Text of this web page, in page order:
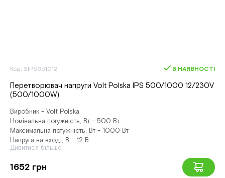
Код: 3IPS651012 В НАЯВНОСТІ
Перетворювач напруги Volt Polska IPS 500/1000 12/230V
(500/1000W)
Виробник - Volt Polska
Номінальна потужність, Вт - 500 Вт
Максимальна потужність, Вт - 1000 Вт
Напруга на вході, В - 12 В
Дивитися більше
1652 грн